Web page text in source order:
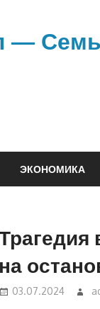
—
ЭКОНОМИКА
на
03.07.2024